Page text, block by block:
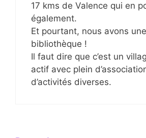
17 kms de Valence qui en
également.
Et pourtant, nous avons une
bibliothèque !
Il faut dire que c’est un
actif avec plein
d’activités diverses.